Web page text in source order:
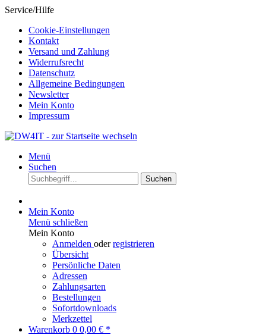
Service/Hilfe
Cookie-Einstellungen
Kontakt
Versand und Zahlung
Widerrufsrecht
Datenschutz
Allgemeine Bedingungen
Newsletter
Mein Konto
Impressum
Menü
Suchen
Suchen
Mein Konto
Menü schließen
Mein Konto
Anmelden oderregistrieren
Übersicht
Persönliche Daten
Adressen
Zahlungsarten
Bestellungen
Sofortdownloads
Merkzettel
Warenkorb 0 0,00 € *